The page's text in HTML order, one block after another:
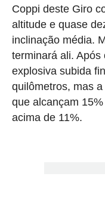
Coppi deste Giro
altitude e quase
inclinação média.
terminará ali. Após
explosiva subida
quilômetros, mas
que alcançam
acima de 11%.